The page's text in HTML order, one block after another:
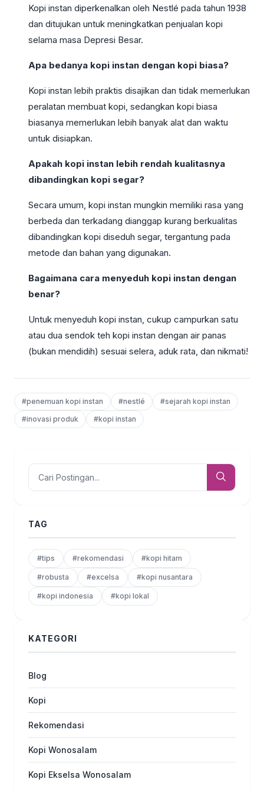
Kopi instan diperkenalkan oleh Nestlé pada tahun 1938
dan ditujukan untuk meningkatkan penjualan kopi
selama masa Depresi Besar.
Apa bedanya kopi instan dengan kopi biasa?
Kopi instan lebih praktis disajikan dan tidak memerlukan
peralatan membuat kopi, sedangkan kopi biasa
biasanya memerlukan lebih banyak alat dan waktu
untuk disiapkan.
Apakah kopi instan lebih rendah kualitasnya
dibandingkan kopi segar?
Secara umum, kopi instan mungkin memiliki rasa yang
berbeda dan terkadang dianggap kurang berkualitas
dibandingkan kopi diseduh segar, tergantung pada
metode dan bahan yang digunakan.
Bagaimana cara menyeduh kopi instan dengan
benar?
Untuk menyeduh kopi instan, cukup campurkan satu
atau dua sendok teh kopi instan dengan air panas
(bukan mendidih) sesuai selera, aduk rata, dan nikmati!
#penemuan kopi instan #nestlé
#sejarah kopi instan
#inovasi produk
#kopi instan
TAG
#tips #rekomendasi #kopi hitam
#robusta #excelsa #kopi nusantara
#kopi indonesia #kopi lokal
KATEGORI
Blog
Kopi
Rekomendasi
Kopi Wonosalam
Kopi Ekselsa Wonosalam